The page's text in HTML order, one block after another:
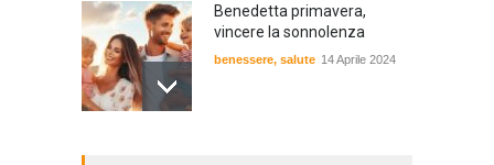
Benedetta primavera,
vincere la sonnolenza
benessere, salute 14 Aprile 2024